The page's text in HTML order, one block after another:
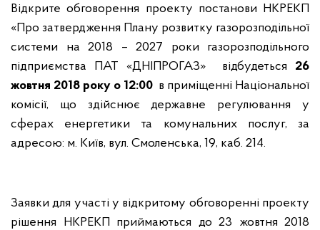
Відкрите обговорення проекту постанови НКРЕКП
«Про затвердження Плану розвитку газорозподільної
системи на 2018 – 2027 роки газорозподільного
підприємства ПАТ «ДНІПРОГАЗ»
відбудеться 26
жовтня 2018 року о 12:00 в приміщенні Національної
комісії, що здійснює державне регулювання у
сферах енергетики та комунальних послуг, за
адресою: м. Київ, вул. Смоленська, 19, каб. 214.
Заявки для участі у відкритому обговоренні проекту
рішення НКРЕКП приймаються до 23 жовтня 2018